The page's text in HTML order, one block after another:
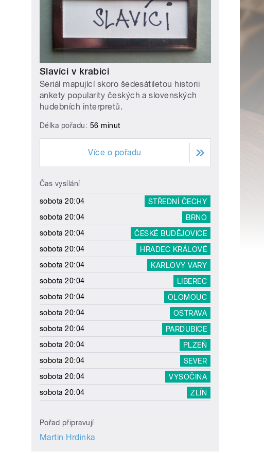
Slavíci v krabici
Seriál mapující skoro šedesátiletou historii
ankety popularity českých a slovenských
hudebních interpretů.
Délka pořadu: 56 minut
Více o pořadu
Čas vysílání
sobota 20:04
STŘEDNÍ ČECHY
sobota 20:04
BRNO
sobota 20:04
ČESKÉ BUDĚJOVICE
sobota 20:04
HRADEC KRÁLOVÉ
sobota 20:04
KARLOVY VARY
sobota 20:04
LIBEREC
sobota 20:04
OLOMOUC
sobota 20:04
OSTRAVA
sobota 20:04
PARDUBICE
sobota 20:04
PLZEŇ
sobota 20:04
SEVER
sobota 20:04
VYSOČINA
sobota 20:04
ZLÍN
Pořad připravují
Martin Hrdinka